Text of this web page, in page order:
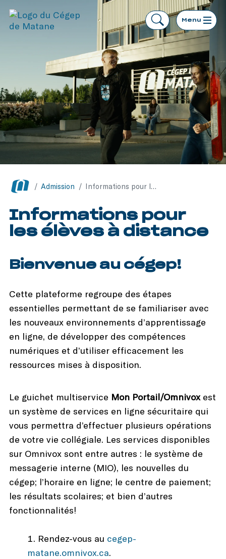
Menu
/ Admission / Informations pour les élèves à distance
Informations pour
les élèves à distance
Bienvenue au cégep!
Cette plateforme regroupe des étapes
essentielles permettant de se familiariser avec
les nouveaux environnements d’apprentissage
en ligne, de développer des compétences
numériques et d’utiliser efficacement les
ressources mises à disposition.
Le guichet multiservice Mon Portail/Omnivoxest
un système de services en ligne sécuritaire qui
vous permettra d’effectuer plusieurs opérations
de votre vie collégiale. Les services disponibles
sur Omnivox sont entre autres : le système de
messagerie interne (MIO), les nouvelles du
cégep; l’horaire en ligne; le centre de paiement;
les résultats scolaires; et bien d’autres
fonctionnalités!
Rendez-vous au cegep-
matane.omnivox.ca.